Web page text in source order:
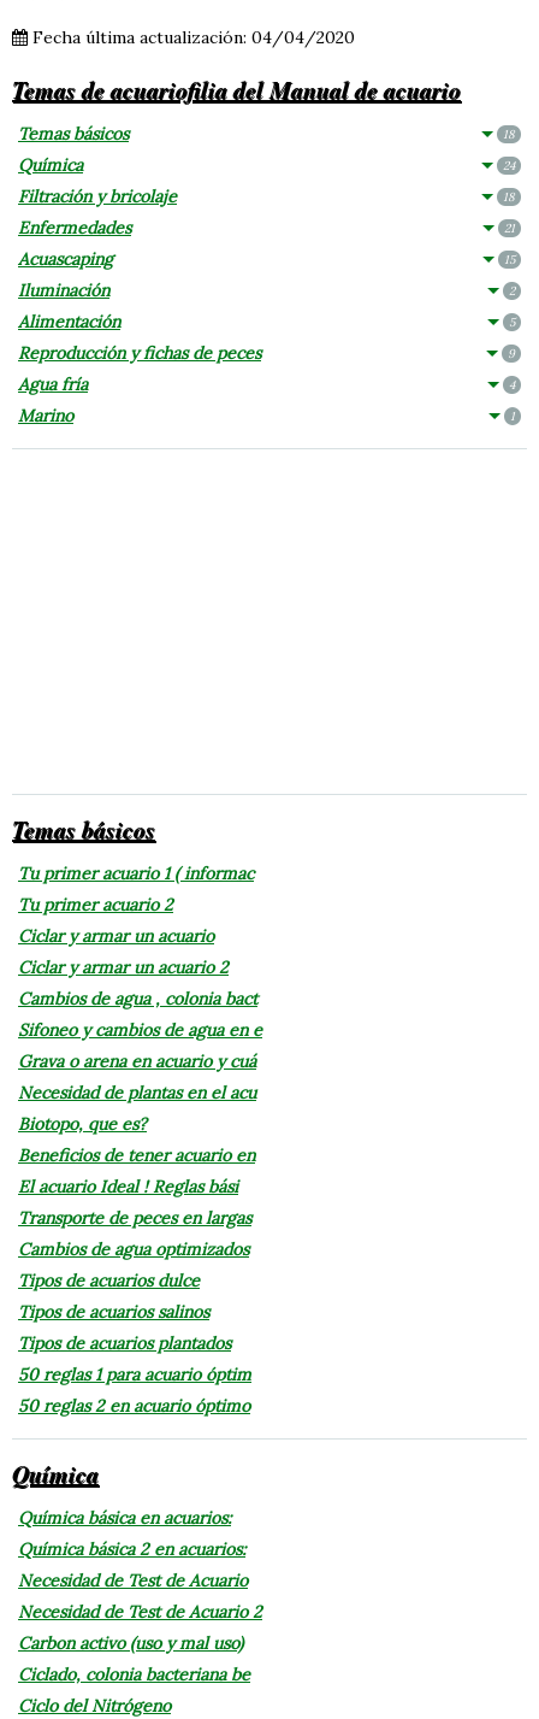
Fecha última actualización: 04/04/2020
Temas de acuariofilia del Manual de acuario
Temas básicos 18
Química 24
Filtración y bricolaje 18
Enfermedades 21
Acuascaping 15
Iluminación 2
Alimentación 5
Reproducción y fichas de peces 9
Agua fría 4
Marino 1
Temas básicos
Tu primer acuario 1 ( informac
Tu primer acuario 2
Ciclar y armar un acuario
Ciclar y armar un acuario 2
Cambios de agua , colonia bact
Sifoneo y cambios de agua en e
Grava o arena en acuario y cuá
Necesidad de plantas en el acu
Biotopo, que es?
Beneficios de tener acuario en
El acuario Ideal ! Reglas bási
Transporte de peces en largas
Cambios de agua optimizados
Tipos de acuarios dulce
Tipos de acuarios salinos
Tipos de acuarios plantados
50 reglas 1 para acuario óptim
50 reglas 2 en acuario óptimo
Química
Química básica en acuarios:
Química básica 2 en acuarios:
Necesidad de Test de Acuario
Necesidad de Test de Acuario 2
Carbon activo (uso y mal uso)
Ciclado, colonia bacteriana be
Ciclo del Nitrógeno